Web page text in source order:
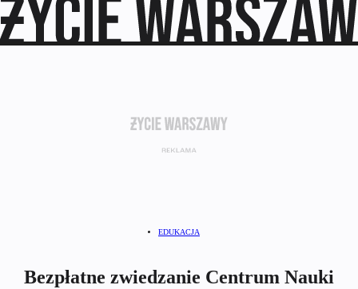
EDUKACJA
Bezpłatne zwiedzanie Centrum Nauki